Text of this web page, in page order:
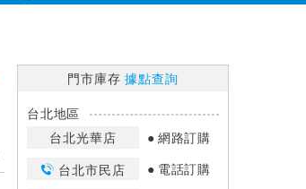
門市庫存據點查詢
台北地區
台北光華店
網路訂購
台北市民店
電話訂購